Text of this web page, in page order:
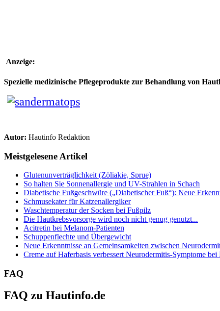
Anzeige:
Spezielle medizinische Pflegeprodukte zur Behandlung von
Autor: Hautinfo Redaktion
Meistgelesene Artikel
Glutenunverträglichkeit (Zöliakie, Sprue)
So halten Sie Sonnenallergie und UV-Strahlen in Schach
Diabetische Fußgeschwüre („Diabetischer Fuß“): Neue
Schmusekater für Katzenallergiker
Waschtemperatur der Socken bei Fußpilz
Die Hautkrebsvorsorge wird noch nicht genug genutzt...
Acitretin bei Melanom-Patienten
Schuppenflechte und Übergewicht
Neue Erkenntnisse an Gemeinsamkeiten zwischen
Creme auf Haferbasis verbessert Neurodermitis-Symptome
FAQ
FAQ zu Hautinfo.de